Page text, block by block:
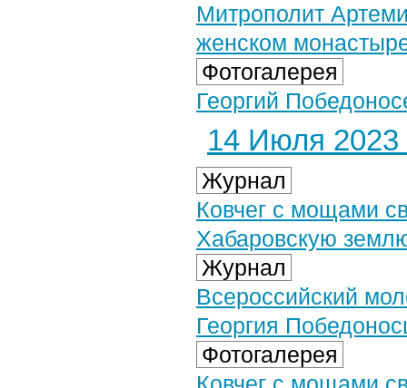
Митрополит
женском
Фотогалерея
Георгий
14 Июля 2023
Журнал
Ковчег с мощами
Хабаровскую
Журнал
Всероссийский
Георгия
Фотогалерея